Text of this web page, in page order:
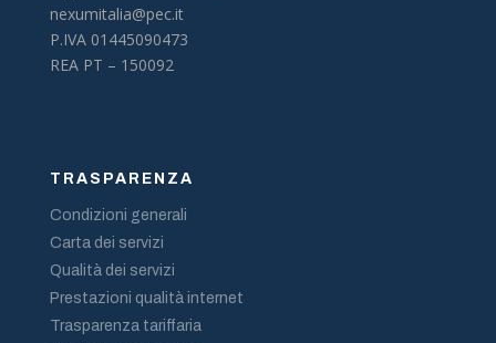
nexumitalia@pec.it
P.IVA 01445090473
REA PT – 150092
TRASPARENZA
Condizioni generali
Carta dei servizi
Qualità dei servizi
Prestazioni qualità internet
Trasparenza tariffaria